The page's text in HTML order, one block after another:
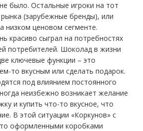
было. Остальные игроки на тот
(зарубежные бренды), или
низком ценовом сегменте.
красиво сыграл на потребностях
потребителей. Шоколад в жизни
ключевые функции – это
то вкусным или сделать подарок.
под влиянием постоянного
неизбежно возникает желание
и купить что-то вкусное, что
В этой ситуации «Коркунов» с
оформленными коробками